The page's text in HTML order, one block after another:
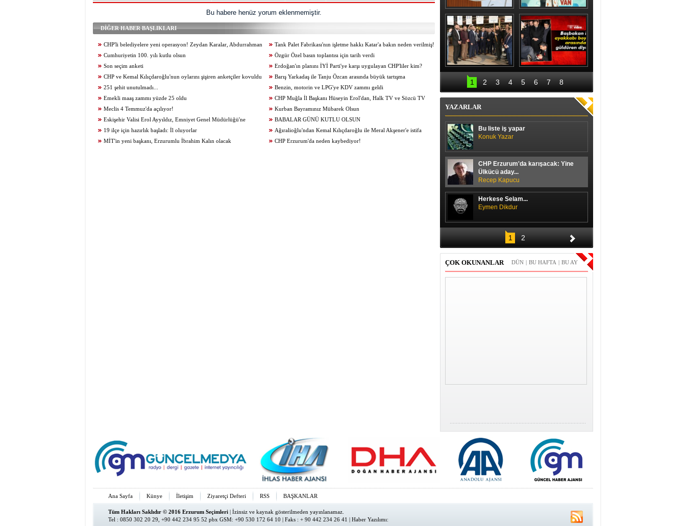
Bu habere henüz yorum eklenmemiştir.
DİĞER HABER BAŞLIKLARI
CHP'li belediyelere yeni operasyon! Zeydan Karalar, Abdurrahman
Tutdere ve Ahmet Şahin gözaltında
Tank Palet Fabrikası'nın işletme hakkı Katar'a bakın neden verilmiş!
Cumhuriyetin 100. yılı kutlu olsun
Özgür Özel basın toplantısı için tarih verdi
Son seçim anketi
Erdoğan'ın planını İYİ Parti'ye karşı uygulayan CHP'liler kim?
CHP ve Kemal Kılıçdaroğlu'nun oylarını şişiren anketçiler kovuldu
Barış Yarkadaş ile Tanju Özcan arasında büyük tartışma
251 şehit unutulmadı...
Benzin, motorin ve LPG'ye KDV zammı geldi
Emekli maaş zammı yüzde 25 oldu
CHP Muğla İl Başkanı Hüseyin Erol'dan, Halk TV ve Sözcü TV
itirafı
Meclis 4 Temmuz'da açılıyor!
Kurban Bayramınız Mübarek Olsun
Eskişehir Valisi Erol Ayyıldız, Emniyet Genel Müdürlüğü'ne
getirildi
BABALAR GÜNÜ KUTLU OLSUN
19 ilçe için hazırlık başladı: İl oluyorlar
Ağıralioğlu'ndan Kemal Kılıçdaroğlu ile Meral Akşener'e istifa
çağrısı
MİT'in yeni başkanı, Erzurumlu İbrahim Kalın olacak CHP Erzurum'da neden kaybediyor!
İlham Aliyev Parkı
Törenle Açıldı
Vanlı çocuk gülme
krizine soktu
Bilal Erdoğan hedefi
12’den vurdu
Başbakan ile
ayakkabı boyacısı
arasında güldüren
diyalog
1 2 3 4 5 6 7 8
YAZARLAR
Bu liste iş yapar
Konuk Yazar
CHP Erzurum'da karışacak: Yine
Ülkücü aday...
Recep Kapucu
Herkese Selam...
Eymen Dikdur
Durmuş Duran
1 2
ÇOK OKUNANLAR BU AY
|
BU HAFTA
|
DÜN
Ana Sayfa Künye İletişim Ziyaretçi Defteri RSS BAŞKANLAR
Tüm Hakları Saklıdır © 2016 Erzurum Seçimleri | İzinsiz ve kaynak gösterilmeden yayınlanamaz.
Tel : 0850 302 20 29, +90 442 234 95 52 pbx GSM: +90 530 172 64 10 | Faks : + 90 442 234 26 41 | Haber Yazılımı: